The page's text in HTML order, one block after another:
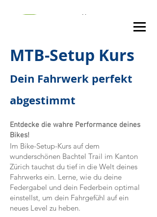
MTB-Setup Kurs
Dein Fahrwerk perfekt
abgestimmt
Entdecke die wahre Performance deines
Bikes!
Im Bike-Setup-Kurs auf dem
wunderschönen Bachtel Trail im Kanton
Zürich tauchst du tief in die Welt deines
Fahrwerks ein. Lerne, wie du deine
Federgabel und dein Federbein optimal
einstellst, um dein Fahrgefühl auf ein
neues Level zu heben.